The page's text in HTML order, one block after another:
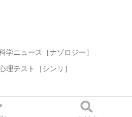
学ニュース［ナゾロジー］
理テスト［シンリ］